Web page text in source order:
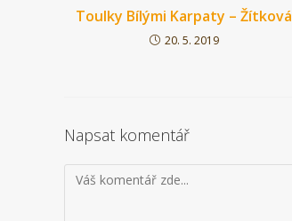
Toulky Bílými Karpaty – Žítková
20. 5. 2019
Napsat komentář
Komentář